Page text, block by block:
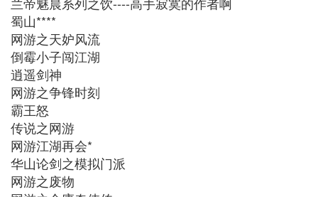
蜀山****
网游之天妒风流
倒霉小子闯江湖
逍遥剑神
网游之争锋时刻
霸王怒
传说之网游
网游江湖再会*
华山论剑之模拟门派
网游之废物